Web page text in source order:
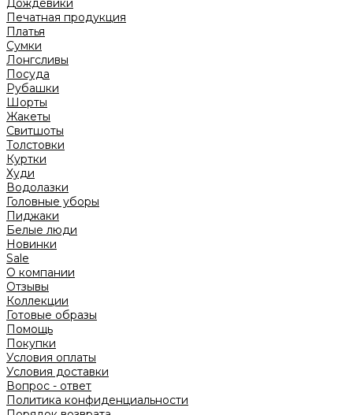
Дождевики
Печатная продукция
Платья
Сумки
Лонгсливы
Посуда
Рубашки
Шорты
Жакеты
Свитшоты
Толстовки
Куртки
Худи
Водолазки
Головные уборы
Пиджаки
Белые люди
Новинки
Sale
О компании
Отзывы
Коллекции
Готовые образы
Помощь
Покупки
Условия оплаты
Условия доставки
Вопрос - ответ
Политика конфиденциальности